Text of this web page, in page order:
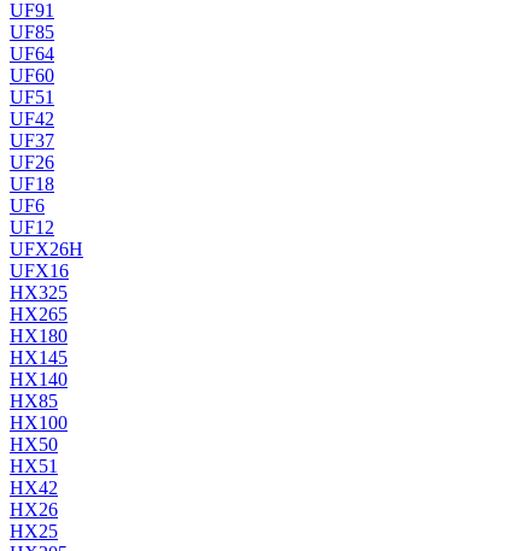
UF91
UF85
UF64
UF60
UF51
UF42
UF37
UF26
UF18
UF6
UF12
UFX26H
UFX16
HX325
HX265
HX180
HX145
HX140
HX85
HX100
HX50
HX51
HX42
HX26
HX25